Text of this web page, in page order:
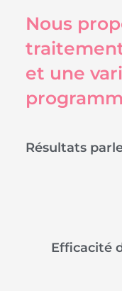
Nous
et une
Résultats
Efficacité